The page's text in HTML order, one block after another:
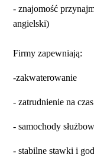
- znajomość
angielski)
Firmy zapewniają:
-zakwaterowanie
- zatrudnienie na
- samochody
- stabilne stawki i